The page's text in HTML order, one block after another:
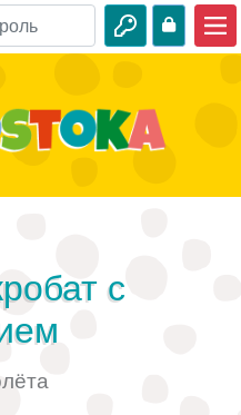
истории
с